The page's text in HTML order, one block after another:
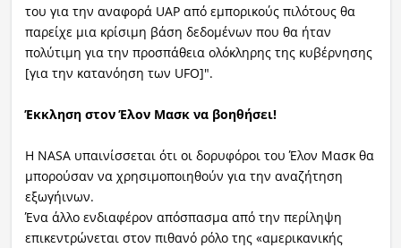
του για την αναφορά UAP από εμπορικούς πιλότους θα
παρείχε μια κρίσιμη βάση δεδομένων που θα ήταν
πολύτιμη για την προσπάθεια ολόκληρης της κυβέρνησης
[για την κατανόηση των UFO]".
Έκκληση στον Έλον Μασκ να βοηθήσει!
Η NASA υπαινίσσεται ότι οι δορυφόροι του Έλον Μασκ θα
μπορούσαν να χρησιμοποιηθούν για την αναζήτηση
εξωγήινων.
Ένα άλλο ενδιαφέρον απόσπασμα από την περίληψη
επικεντρώνεται στον πιθανό ρόλο της «αμερικανικής